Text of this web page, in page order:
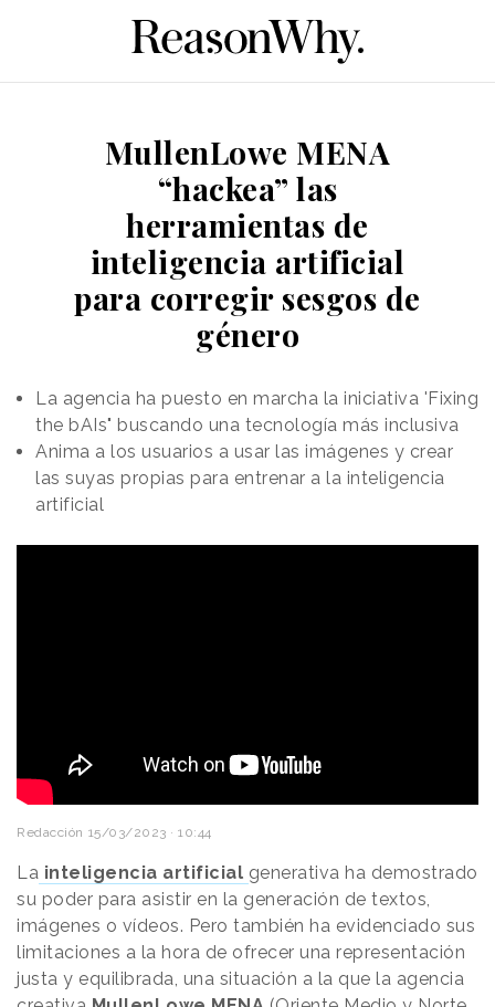
MullenLowe MENA
“hackea” las
herramientas de
inteligencia artificial
para corregir sesgos de
género
La agencia ha puesto en marcha la iniciativa 'Fixing
the bAIs" buscando una tecnología más inclusiva
Anima a los usuarios a usar las imágenes y crear
las suyas propias para entrenar a la inteligencia
artificial
Redacción 15/03/2023 · 10:44
La inteligencia artificial generativa ha demostrado
su poder para asistir en la generación de textos,
imágenes o vídeos. Pero también ha evidenciado sus
limitaciones a la hora de ofrecer una representación
justa y equilibrada, una situación a la que la agencia